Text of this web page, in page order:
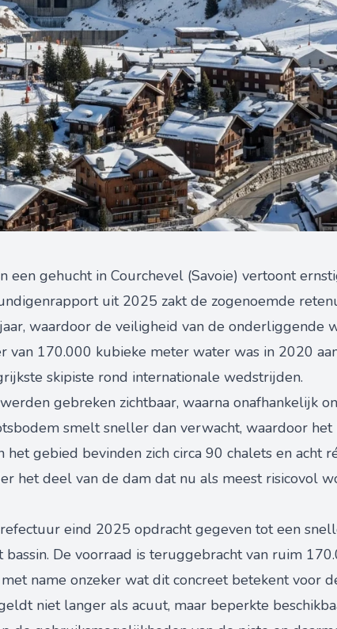
gehucht in Courchevel (Savoie) vertoont
uit 2025 zakt de zogenoemde
waardoor de veiligheid van de onderliggende
van 170.000 kubieke meter water was in 2020
skipiste rond internationale wedstrijden.
gebreken zichtbaar, waarna onafhankelijk
smelt sneller dan verwacht, waardoor het
gebied bevinden zich circa 90 chalets en acht
het deel van de dam dat nu als meest risicovol
eind 2025 opdracht gegeven tot een
De voorraad is teruggebracht van ruim
name onzeker wat dit concreet betekent voor
niet langer als acuut, maar beperkte